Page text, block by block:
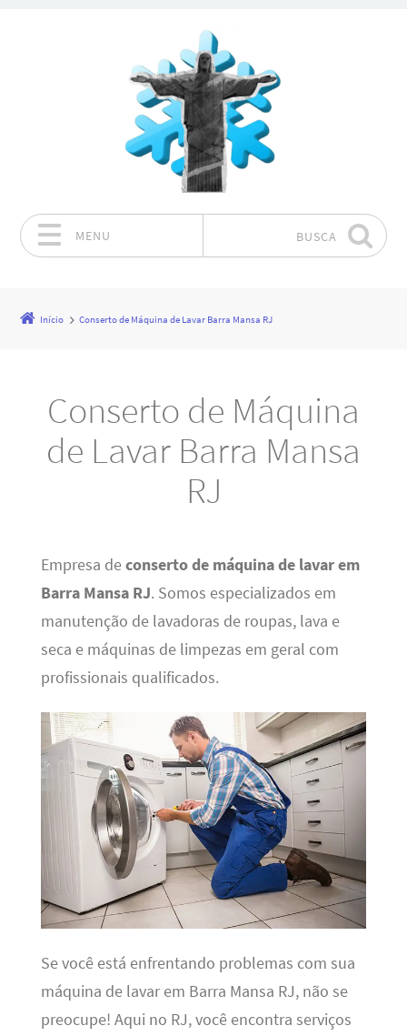
MENU BUSCA
Início Conserto de Máquina de Lavar Barra Mansa RJ
Conserto de Máquina
de Lavar Barra Mansa
RJ
Empresa deconserto de máquina de lavar em
Barra Mansa RJ. Somos especializados em
manutenção de lavadoras de roupas, lava e
seca e máquinas de limpezas em geral com
profissionais qualificados.
Se você está enfrentando problemas com sua
máquina de lavar em Barra Mansa RJ, não se
preocupe! Aqui no RJ, você encontra serviços